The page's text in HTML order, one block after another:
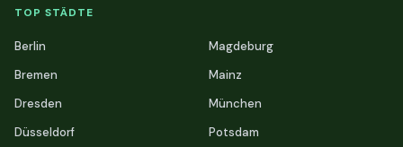
TOP STÄDTE
Berlin
Bremen
Dresden
Düsseldorf
Magdeburg
Mainz
München
Potsdam